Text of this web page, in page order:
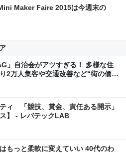
Maker Faire 2015は今週末の
」自治会がアツすぎる！ 多様な住
2万人集客や交通改善など“街の価値
ィ 「競技、賞金、責任ある開示」
】 - レバテックLAB
もっと柔軟に変えていい 40代のわ